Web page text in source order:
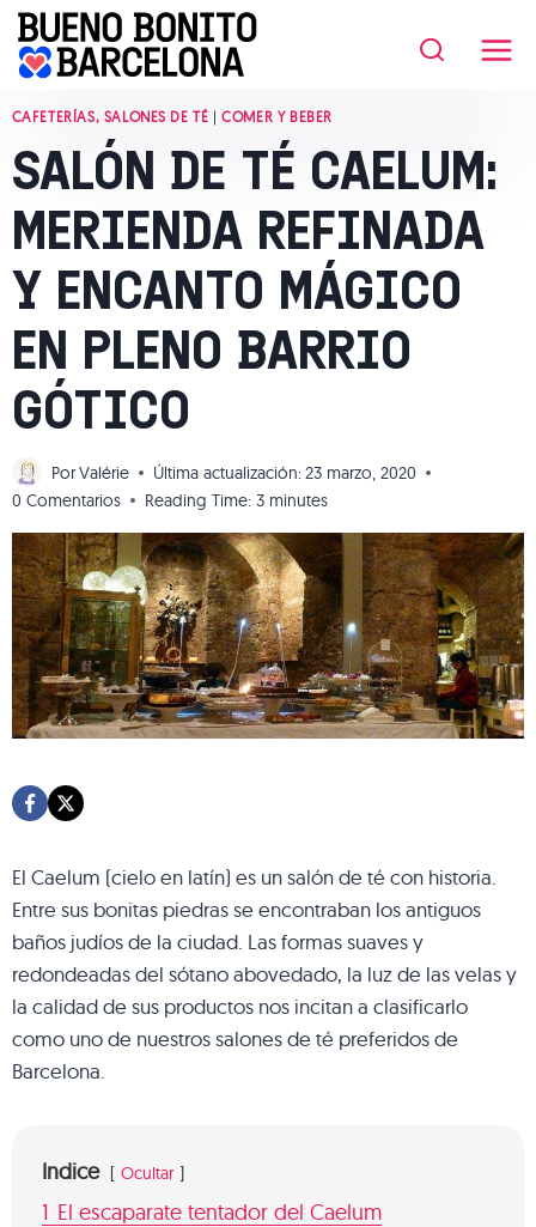
Saltar
contenido
CAFETERÍAS, SALONES DE TÉ |COMER Y BEBER
SALÓN DE TÉ CAELUM:
MERIENDA REFINADA
Y ENCANTO MÁGICO
EN PLENO BARRIO
GÓTICO
Por Valérie Última actualización: 23 marzo, 2020
0 Comentarios
Reading Time: 3 minutes
El Caelum (cielo en latín) es un salón de té con historia.
Entre sus bonitas piedras se encontraban los antiguos
baños judíos de la ciudad. Las formas suaves y
redondeadas del sótano abovedado, la luz de las velas y
la calidad de sus productos nos incitan a clasificarlo
como uno de nuestros salones de té preferidos de
Barcelona.
Indice Ocultar
1 El escaparate tentador del Caelum